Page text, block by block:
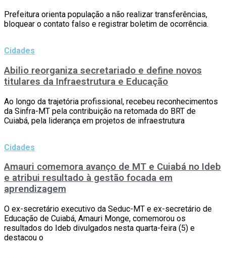
Prefeitura orienta população a não realizar transferências,
bloquear o contato falso e registrar boletim de ocorrência.
Cidades
Abilio reorganiza secretariado e define novos
titulares da Infraestrutura e Educação
Ao longo da trajetória profissional, recebeu reconhecimentos
da Sinfra-MT pela contribuição na retomada do BRT de
Cuiabá, pela liderança em projetos de infraestrutura
Cidades
Amauri comemora avanço de MT e Cuiabá no Ideb
e atribui resultado à gestão focada em
aprendizagem
O ex-secretário executivo da Seduc-MT e ex-secretário de
Educação de Cuiabá, Amauri Monge, comemorou os
resultados do Ideb divulgados nesta quarta-feira (5) e
destacou o